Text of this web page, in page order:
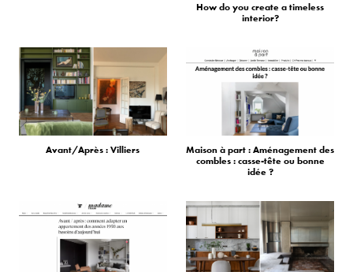
How do you create a timeless
interior?
Avant/Après : Villiers
Maison à part : Aménagement des
combles : casse-tête ou bonne
idée ?